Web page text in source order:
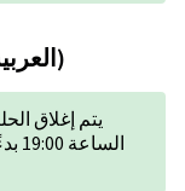
Tekst (automatic translation in العربية)